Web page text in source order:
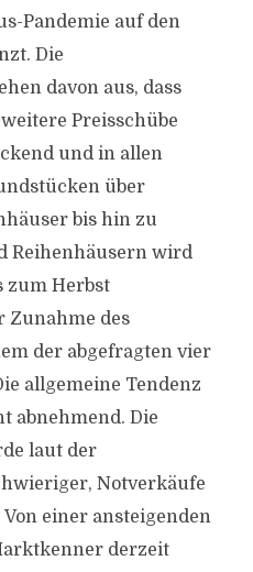
Pandemie auf den
Die
davon aus, dass
Preisschübe
und in allen
über
bis hin zu
Reihenhäusern wird
zum Herbst
Zunahme des
der abgefragten vier
allgemeine Tendenz
abnehmend. Die
laut der
Notverkäufe
einer ansteigenden
derzeit